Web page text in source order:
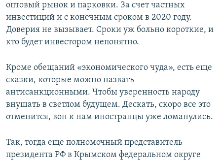
оптовый рынок и парковки. За счет частных
инвестиций и с конечным сроком в 2020 году.
Доверия не вызывает. Сроки уж больно короткие, и
кто будет инвестором непонятно.
Кроме обещаний «экономического чуда», есть еще
сказки, которые можно назвать
антисанкционными. Чтобы уверенность народу
внушать в светлом будущем. Дескать, скоро все это
отменится, вон к нам иностранцы уже ломанулись.
Так, тогда еще полномочный представитель
президента РФ в Крымском федеральном округе